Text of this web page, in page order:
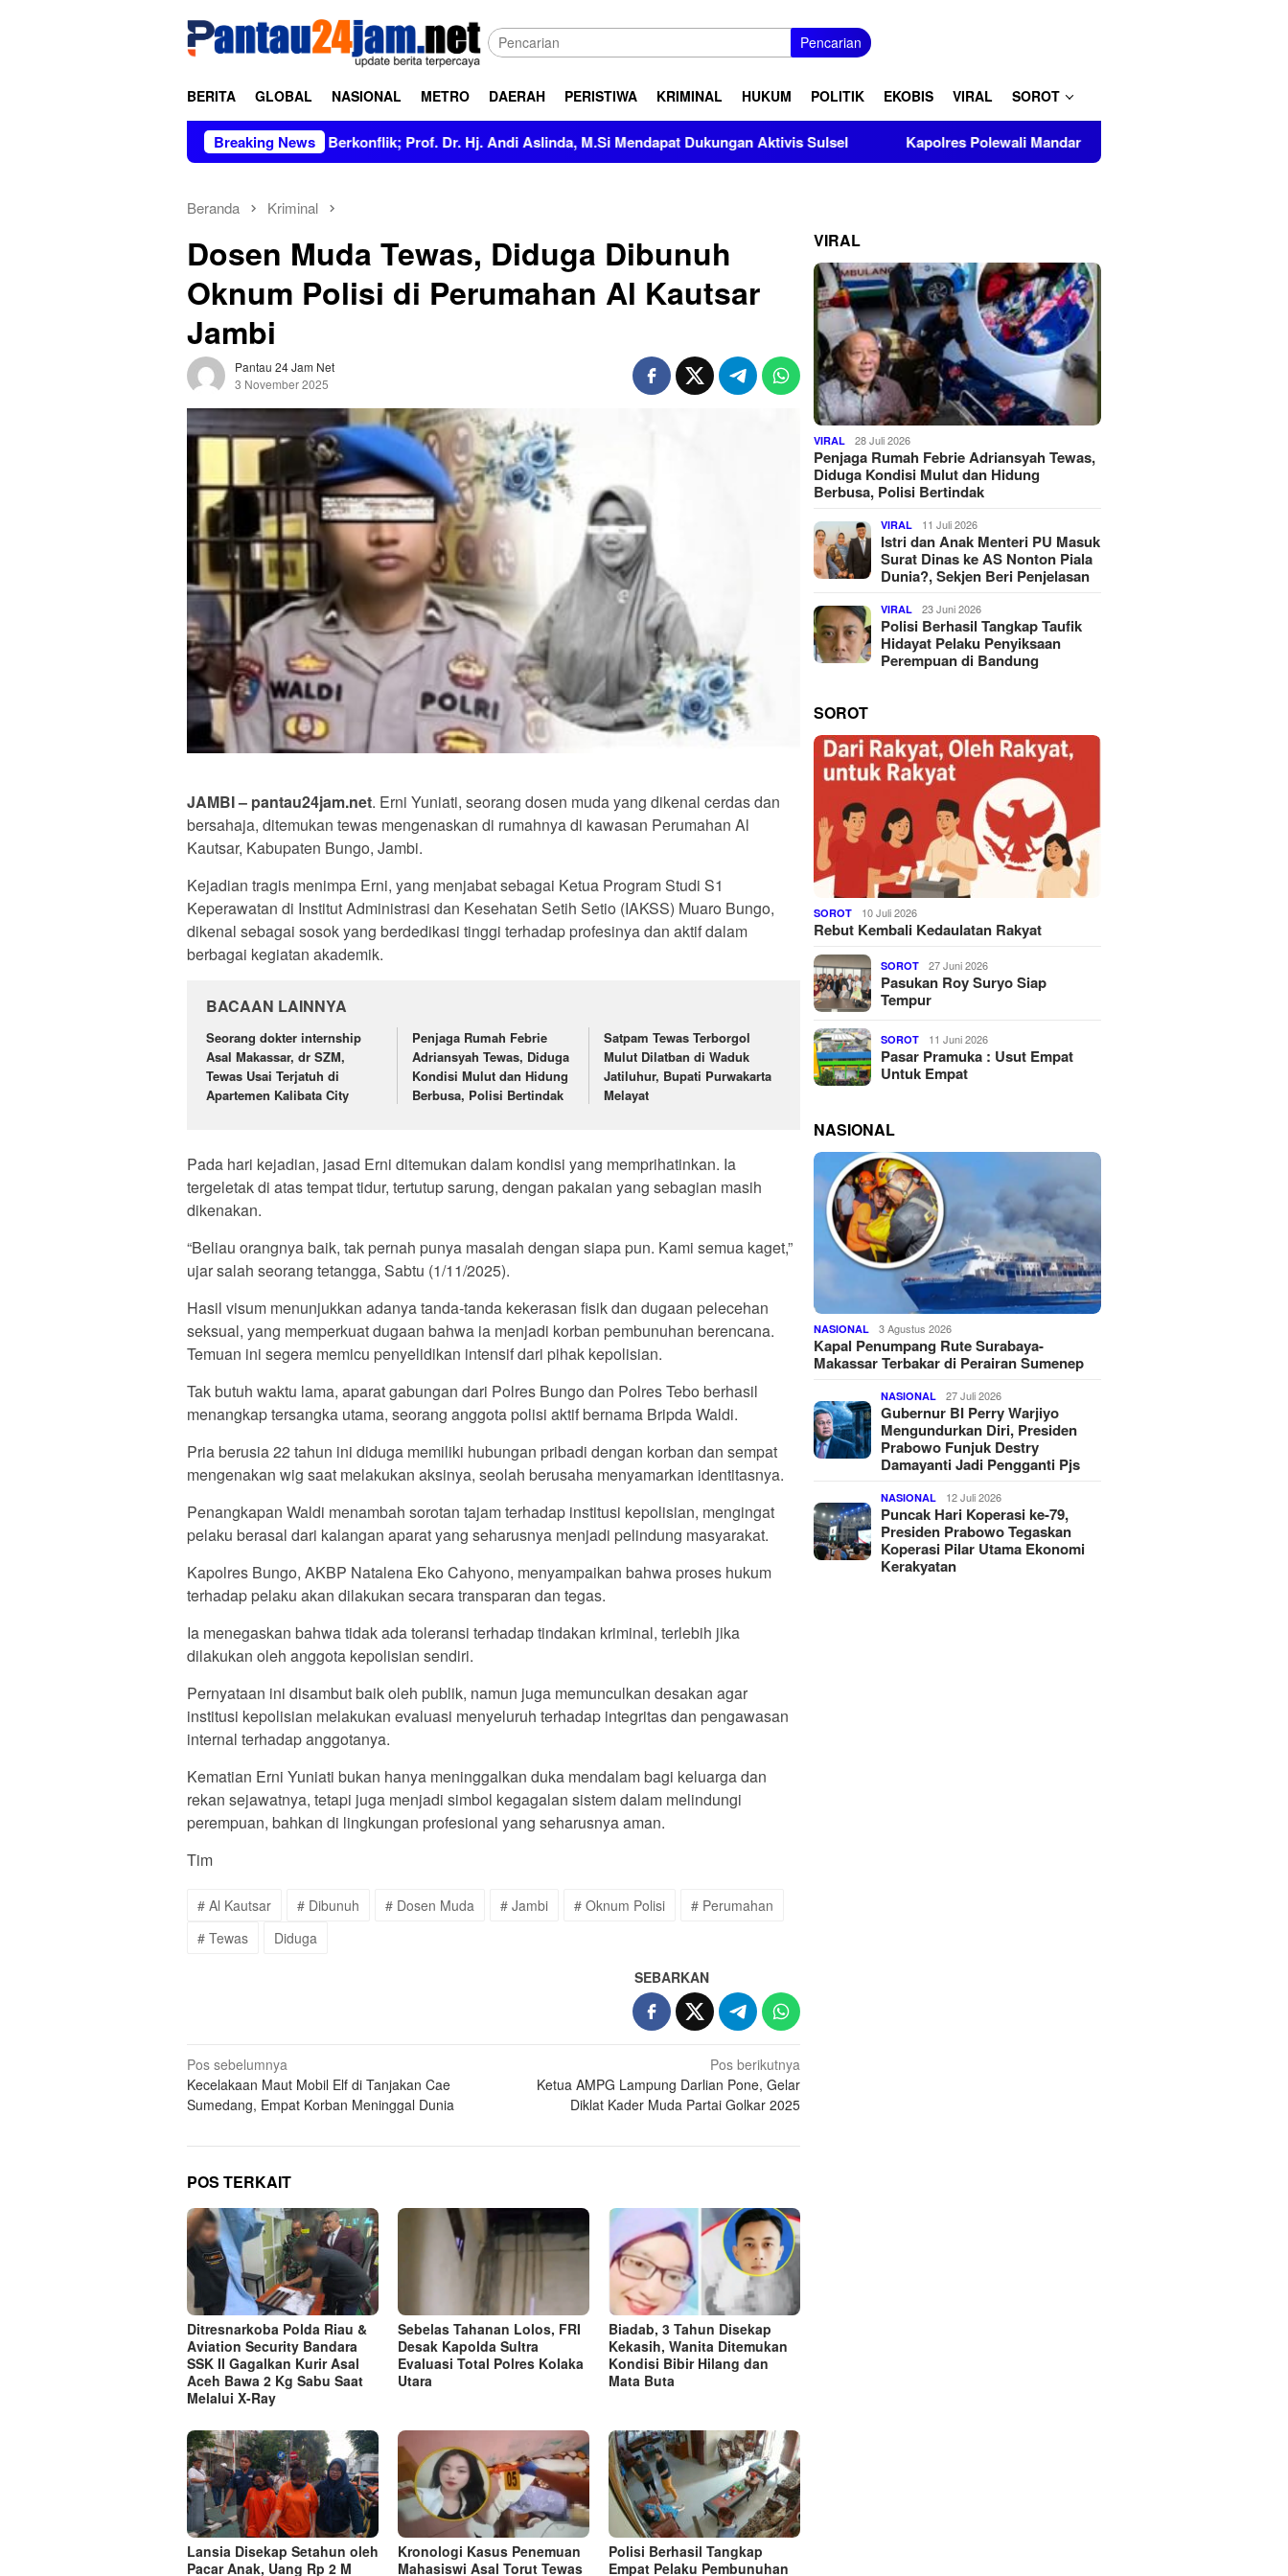
Pencarian
BERITA GLOBAL NASIONAL METRO DAERAH PERISTIWA KRIMINAL HUKUM POLITIK EKOBIS VIRAL SOROT
Breaking News
Figur Bersih dan Tidak Berkonflik; Prof. Dr. Hj. Andi Aslinda, M.Si Mendapat Dukungan Aktivis Sulsel Kapolres Polewali Mandar Turut Musnahkan Barang Bukti Perkara
Beranda Kriminal
Dosen Muda Tewas, Diduga Dibunuh
Oknum Polisi di Perumahan Al Kautsar
Jambi
Pantau 24 Jam Net
3 November 2025
JAMBI – pantau24jam.net. Erni Yuniati, seorang dosen muda yang dikenal cerdas dan
bersahaja, ditemukan tewas mengenaskan di rumahnya di kawasan Perumahan Al
Kautsar, Kabupaten Bungo, Jambi.
Kejadian tragis menimpa Erni, yang menjabat sebagai Ketua Program Studi S1
Keperawatan di Institut Administrasi dan Kesehatan Setih Setio (IAKSS) Muaro Bungo,
dikenal sebagai sosok yang berdedikasi tinggi terhadap profesinya dan aktif dalam
berbagai kegiatan akademik.
BACAAN LAINNYA
Seorang dokter internship
Asal Makassar, dr SZM,
Tewas Usai Terjatuh di
Apartemen Kalibata City
Penjaga Rumah Febrie
Adriansyah Tewas, Diduga
Kondisi Mulut dan Hidung
Berbusa, Polisi Bertindak
Satpam Tewas Terborgol
Mulut Dilatban di Waduk
Jatiluhur, Bupati Purwakarta
Melayat
Pada hari kejadian, jasad Erni ditemukan dalam kondisi yang memprihatinkan. Ia
tergeletak di atas tempat tidur, tertutup sarung, dengan pakaian yang sebagian masih
dikenakan.
“Beliau orangnya baik, tak pernah punya masalah dengan siapa pun. Kami semua kaget,”
ujar salah seorang tetangga, Sabtu (1/11/2025).
Hasil visum menunjukkan adanya tanda-tanda kekerasan fisik dan dugaan pelecehan
seksual, yang memperkuat dugaan bahwa ia menjadi korban pembunuhan berencana.
Temuan ini segera memicu penyelidikan intensif dari pihak kepolisian.
Tak butuh waktu lama, aparat gabungan dari Polres Bungo dan Polres Tebo berhasil
menangkap tersangka utama, seorang anggota polisi aktif bernama Bripda Waldi.
Pria berusia 22 tahun ini diduga memiliki hubungan pribadi dengan korban dan sempat
mengenakan wig saat melakukan aksinya, seolah berusaha menyamarkan identitasnya.
Penangkapan Waldi menambah sorotan tajam terhadap institusi kepolisian, mengingat
pelaku berasal dari kalangan aparat yang seharusnya menjadi pelindung masyarakat.
Kapolres Bungo, AKBP Natalena Eko Cahyono, menyampaikan bahwa proses hukum
terhadap pelaku akan dilakukan secara transparan dan tegas.
Ia menegaskan bahwa tidak ada toleransi terhadap tindakan kriminal, terlebih jika
dilakukan oleh anggota kepolisian sendiri.
Pernyataan ini disambut baik oleh publik, namun juga memunculkan desakan agar
institusi kepolisian melakukan evaluasi menyeluruh terhadap integritas dan pengawasan
internal terhadap anggotanya.
Kematian Erni Yuniati bukan hanya meninggalkan duka mendalam bagi keluarga dan
rekan sejawatnya, tetapi juga menjadi simbol kegagalan sistem dalam melindungi
perempuan, bahkan di lingkungan profesional yang seharusnya aman.
Tim
# Al Kautsar # Dibunuh # Dosen Muda # Jambi # Oknum Polisi
# Perumahan
# Tewas
Diduga
SEBARKAN
Navigasi
pos
Pos sebelumnya
Kecelakaan Maut Mobil Elf di Tanjakan Cae
Sumedang, Empat Korban Meninggal Dunia
Pos berikutnya
Ketua AMPG Lampung Darlian Pone, Gelar
Diklat Kader Muda Partai Golkar 2025
POS TERKAIT
Ditresnarkoba Polda Riau &
Aviation Security Bandara
SSK II Gagalkan Kurir Asal
Aceh Bawa 2 Kg Sabu Saat
Melalui X-Ray
Sebelas Tahanan Lolos, FRI
Desak Kapolda Sultra
Evaluasi Total Polres Kolaka
Utara
Biadab, 3 Tahun Disekap
Kekasih, Wanita Ditemukan
Kondisi Bibir Hilang dan
Mata Buta
Lansia Disekap Setahun oleh
Pacar Anak, Uang Rp 2 M
Kronologi Kasus Penemuan
Mahasiswi Asal Torut Tewas
Polisi Berhasil Tangkap
Empat Pelaku Pembunuhan
VIRAL
VIRAL 28 Juli 2026
Penjaga Rumah Febrie Adriansyah Tewas,
Diduga Kondisi Mulut dan Hidung
Berbusa, Polisi Bertindak
VIRAL 11 Juli 2026
Istri dan Anak Menteri PU Masuk
Surat Dinas ke AS Nonton Piala
Dunia?, Sekjen Beri Penjelasan
VIRAL 23 Juni 2026
Polisi Berhasil Tangkap Taufik
Hidayat Pelaku Penyiksaan
Perempuan di Bandung
SOROT
SOROT 10 Juli 2026
Rebut Kembali Kedaulatan Rakyat
SOROT 27 Juni 2026
Pasukan Roy Suryo Siap
Tempur
SOROT 11 Juni 2026
Pasar Pramuka : Usut Empat
Untuk Empat
NASIONAL
NASIONAL 3 Agustus 2026
Kapal Penumpang Rute Surabaya-
Makassar Terbakar di Perairan Sumenep
NASIONAL 27 Juli 2026
Gubernur BI Perry Warjiyo
Mengundurkan Diri, Presiden
Prabowo Funjuk Destry
Damayanti Jadi Pengganti Pjs
NASIONAL 12 Juli 2026
Puncak Hari Koperasi ke-79,
Presiden Prabowo Tegaskan
Koperasi Pilar Utama Ekonomi
Kerakyatan